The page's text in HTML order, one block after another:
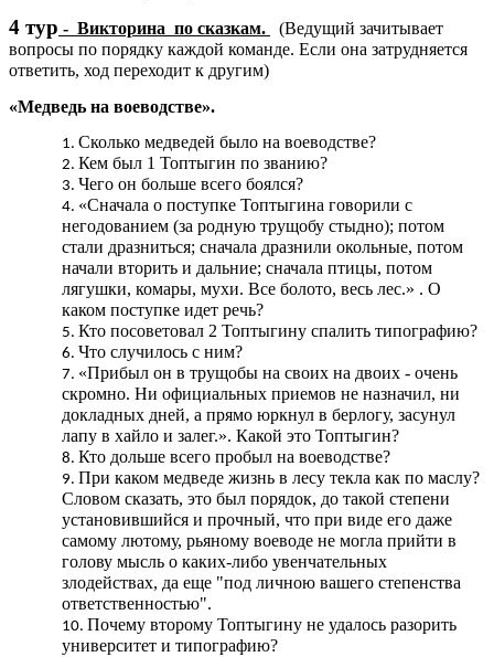
4 тур - Викторина по сказкам.
(Ведущий зачитывает
вопросы по порядку каждой команде. Если она затрудняется
ответить, ход переходит к другим)
«Медведь на воеводстве».
Сколько медведей было на воеводстве?
Кем был 1 Топтыгин по званию?
Чего он больше всего боялся?
«Сначала о поступке Топтыгина говорили с
негодованием (за родную трущобу стыдно); потом
стали дразниться; сначала дразнили окольные, потом
начали вторить и дальние; сначала птицы, потом
лягушки, комары, мухи. Все болото, весь лес.» . О
каком поступке идет речь?
Кто посоветовал 2 Топтыгину спалить типографию?
Что случилось с ним?
«Прибыл он в трущобы на своих на двоих - очень
скромно. Ни официальных приемов не назначил, ни
докладных дней, а прямо юркнул в берлогу, засунул
лапу в хайло и залег.». Какой это Топтыгин?
Кто дольше всего пробыл на воеводстве?
При каком медведе жизнь в лесу текла как по маслу?
Словом сказать, это был порядок, до такой степени
установившийся и прочный, что при виде его даже
самому лютому, рьяному воеводе не могла прийти в
голову мысль о каких-либо увенчательных
злодействах, да еще "под личною вашего степенства
ответственностью".
Почему второму Топтыгину не удалось разорить
университет и типографию?